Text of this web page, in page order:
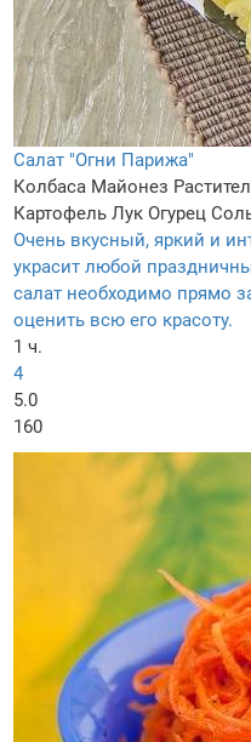
Салат "Огни Парижа"
Колбаса Майонез
Картофель Лук Огурец
Очень вкусный, яркий и
украсит любой
салат необходимо прямо
оценить всю его красоту.
1 ч.
4
5.0
160